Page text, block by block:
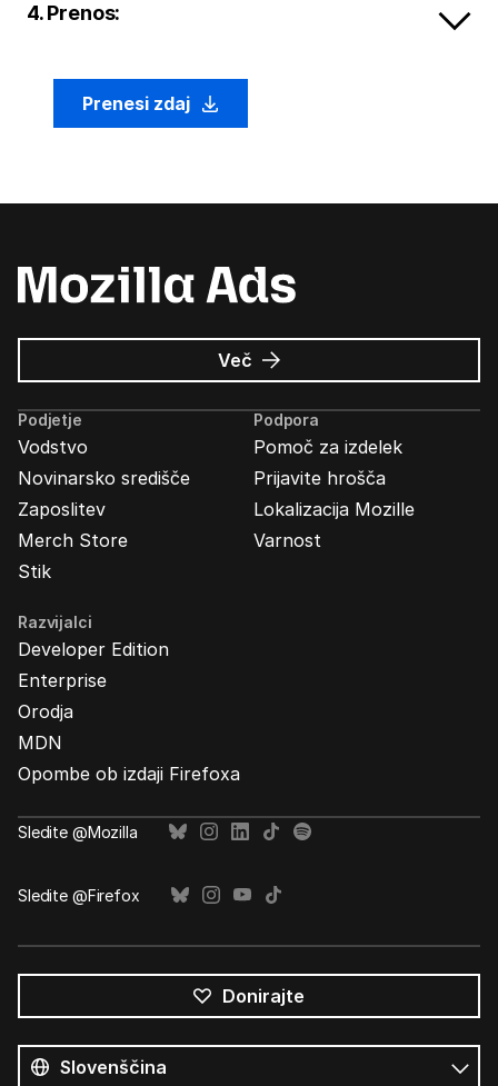
4. Prenos:
Prenesi zdaj
Več o
Oglasi
Mozilla
Podjetje
Vodstvo
Novinarsko središče
Zaposlitev
Merch Store
Stik
Podpora
Pomoč za izdelek
Prijavite hrošča
Lokalizacija Mozille
Varnost
Razvijalci
Developer Edition
Enterprise
Orodja
MDN
Opombe ob izdaji Firefoxa
Sledite @Mozilla
Sledite @Firefox
Donirajte
jeziki
Jezik